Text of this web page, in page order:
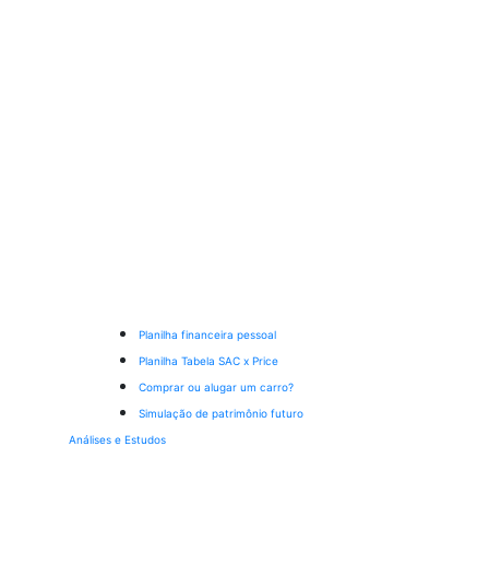
Planilha financeira pessoal
Planilha Tabela SAC x Price
Comprar ou alugar um carro?
Simulação de patrimônio futuro
Análises e Estudos